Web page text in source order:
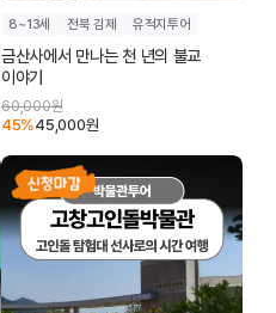
8~13세 전북 김제 유적지투어
금산사에서 만나는 천 년의 불교
이야기
60,000원
45%45,000원